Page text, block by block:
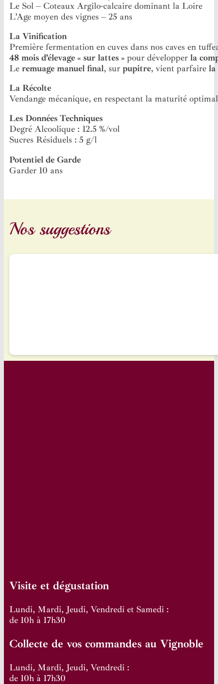
Le Sol – Coteaux Argilo-calcaire dominant la Loire
L’Age moyen des vignes – 25 ans
La Vinification
Première fermentation en cuves dans nos caves en
48 mois d’élevage « sur lattes »pour développer la
Leremuage manuel final, sur pupitre, vient parfairela
La Récolte
Vendange mécanique, en respectant la maturité
Les Données Techniques
Degré Alcoolique : 12.5 %/vol
Sucres Résiduels : 5 g/l
Potentiel de Garde
Garder 10 ans
Nos suggestions
Visite et dégustation
Lundi, Mardi, Jeudi, Vendredi et Samedi :
de 10h à 17h30
Collecte de vos commandes au Vignoble
Lundi, Mardi, Jeudi, Vendredi :
de 10h à 17h30